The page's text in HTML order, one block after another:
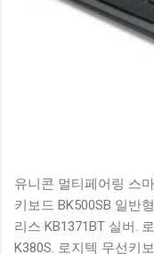
유니콘 멀티페어링 스
키보드 BK500SB 일반
리스 KB1371BT 실버.
K380S. 로지텍 무선키